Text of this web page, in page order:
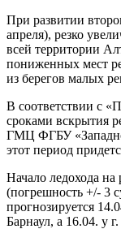
При развитии
апреля), резко
всей территории
пониженных мест
из берегов малых
В соответствии с
сроками вскрытия
ГМЦ ФГБУ
этот период
Начало ледохода на
(погрешность +/- 3
прогнозируется
Барнаул, а 16.04. у